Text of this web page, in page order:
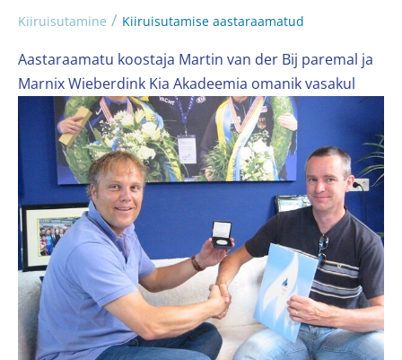
Kiiruisutamine / Kiiruisutamise aastaraamatud
Aastaraamatu koostaja Martin van der Bij paremal ja
Marnix Wieberdink Kia Akadeemia omanik vasakul